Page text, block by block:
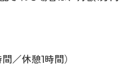
／休憩1時間）